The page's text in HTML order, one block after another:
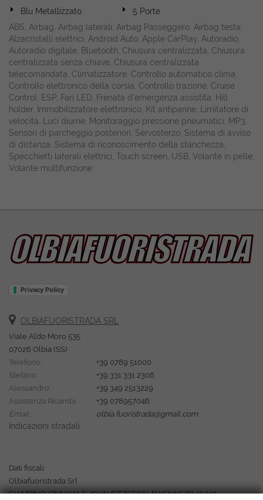
Blu Metallizzato
5 Porte
ABS, Airbag, Airbag laterali, Airbag Passeggero, Airbag testa,
Alzacristalli elettrici, Android Auto, Apple CarPlay, Autoradio,
Autoradio digitale, Bluetooth, Chiusura centralizzata, Chiusura
centralizzata senza chiave, Chiusura centralizzata
telecomandata, Climatizzatore, Controllo automatico clima,
Controllo elettronico della corsia, Controllo trazione, Cruise
Control, ESP, Fari LED, Frenata d'emergenza assistita, Hill
holder, Immobilizzatore elettronico, Kit antipanne, Limitatore di
velocità, Luci diurne, Monitoraggio pressione pneumatici, MP3,
Sensori di parcheggio posteriori, Servosterzo, Sistema di avviso
di distanza, Sistema di riconoscimento della stanchezza,
Specchietti laterali elettrici, Touch screen, USB, Volante in pelle,
Volante multifunzione
Privacy Policy
OLBIAFUORISTRADA SRL
Viale Aldo Moro 535
07026 Olbia (SS)
Telefono:
+39 0789 51000
Stefano:
+39 331 331 2306
Alessandro:
+39 349 2513229
Assistenza Ricambi:
+39 078957046
Email:
olbia.fuoristrada@gmail.com
Indicazioni stradali
Dati fiscali:
Olbiafuoristrada Srl
CIAMPINO (RM) VIALE JOHN FITZGERALD KENNEDY 45/47